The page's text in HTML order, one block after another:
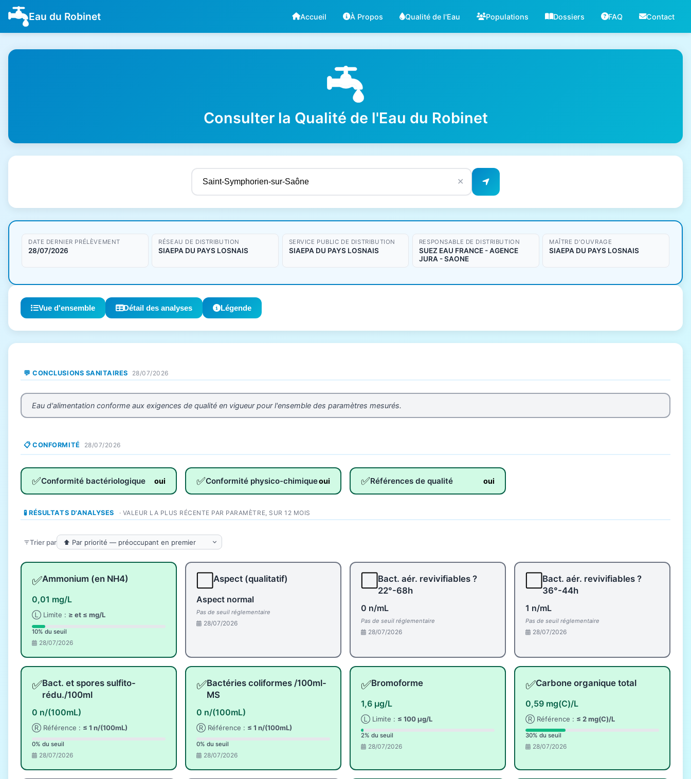
Eau du Robinet Accueil À Propos Qualité de l'Eau Populations Dossiers FAQ Contact
Consulter la Qualité de l'Eau du Robinet
✕
Résultats de qualité de l'eau
DATE DERNIER PRÉLÈVEMENT
28/07/2026
RÉSEAU DE DISTRIBUTION
SIAEPA DU PAYS LOSNAIS
SERVICE PUBLIC DE DISTRIBUTION
SIAEPA DU PAYS LOSNAIS
RESPONSABLE DE DISTRIBUTION
SUEZ EAU FRANCE - AGENCE
JURA - SAONE
MAÎTRE D'OUVRAGE
SIAEPA DU PAYS LOSNAIS
Vue d'ensemble Détail des analyses Légende
💬 CONCLUSIONS SANITAIRES 28/07/2026
Eau d'alimentation conforme aux exigences de qualité en vigueur pour l'ensemble des paramètres mesurés.
📋 CONFORMITÉ 28/07/2026
✅Conformité bactériologique oui ✅Conformité physico-chimiqueoui ✅Références de qualité oui
🧪 RÉSULTATS D'ANALYSES · VALEUR LA PLUS RÉCENTE PAR PARAMÈTRE, SUR 12 MOIS
Trier par
✅Ammonium (en NH4)
0,01 mg/L
Ⓛ Limite : ≥ et ≤ mg/L
10% du seuil
28/07/2026
Aspect (qualitatif)
Aspect normal
Pas de seuil réglementaire
28/07/2026
Bact. aér. revivifiables ?
22°-68h
0 n/mL
Pas de seuil réglementaire
28/07/2026
Bact. aér. revivifiables ?
36°-44h
1 n/mL
Pas de seuil réglementaire
28/07/2026
✅Bact. et spores sulfito-
rédu./100ml
0 n/(100mL)
Ⓡ Référence : ≤ 1 n/(100mL)
0% du seuil
28/07/2026
✅Bactéries coliformes /100ml-
MS
0 n/(100mL)
Ⓡ Référence : ≤ 1 n/(100mL)
0% du seuil
28/07/2026
✅Bromoforme
1,6 µg/L
Ⓛ Limite : ≤ 100 µg/L
2% du seuil
28/07/2026
✅Carbone organique total
0,59 mg(C)/L
Ⓡ Référence : ≤ 2 mg(C)/L
30% du seuil
28/07/2026